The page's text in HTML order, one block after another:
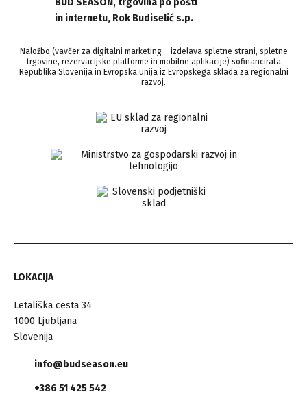
in internetu, Rok Budiselić s.p.
Naložbo (vavčer za digitalni marketing – izdelava spletne strani, spletne
trgovine, rezervacijske platforme in mobilne aplikacije) sofinancirata
Republika Slovenija in Evropska unija iz Evropskega sklada za regionalni
razvoj.
LOKACIJA
Letališka cesta 34
1000 Ljubljana
Slovenija
info@budseason.eu
+386 51 425 542